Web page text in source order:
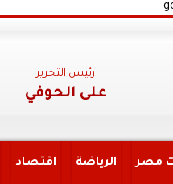
رئيس التحرير
على الحوفي
مصر الرياضة اقتصاد